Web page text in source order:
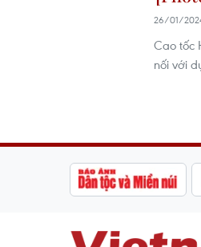
26/01/
Cao tốc
nối với